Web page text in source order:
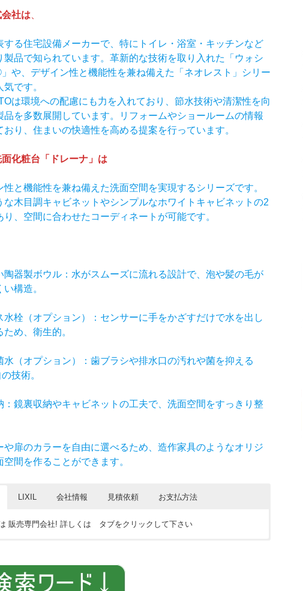
社は
する住宅設備メーカーで、特にトイレ・浴室・キッチンなど
製品で知られています。革新的な技術を取り入れた「ウォシ
や、デザイン性と機能性を兼ね備えた「ネオレスト」シリー
です。
は環境への配慮にも力を入れており、節水技術や清潔性を向
品を多数展開しています。リフォームやショールームの情報
おり、住まいの快適性を高める提案を行っています。
化粧台「ドレーナ」は
性と機能性を兼ね備えた洗面空間を実現するシリーズです。
な木目調キャビネットやシンプルなホワイトキャビネットの2
り、空間に合わせたコーディネートが可能です。
陶器製ボウル：水がスムーズに流れる設計で、泡や髪の毛が
構造。
水栓（オプション）：センサーに手をかざすだけで水を出し
ため、衛生的。
水（オプション）：歯ブラシや排水口の汚れや菌を抑える
技術。
：鏡裏収納やキャビネットの工夫で、洗面空間をすっきり整
や扉のカラーを自由に選べるため、造作家具のようなオリジ
空間を作ることができます。
LIXIL 会社情報 見積依頼 お支払方法
販売専門会社! 詳しくは タブをクリックして下さい